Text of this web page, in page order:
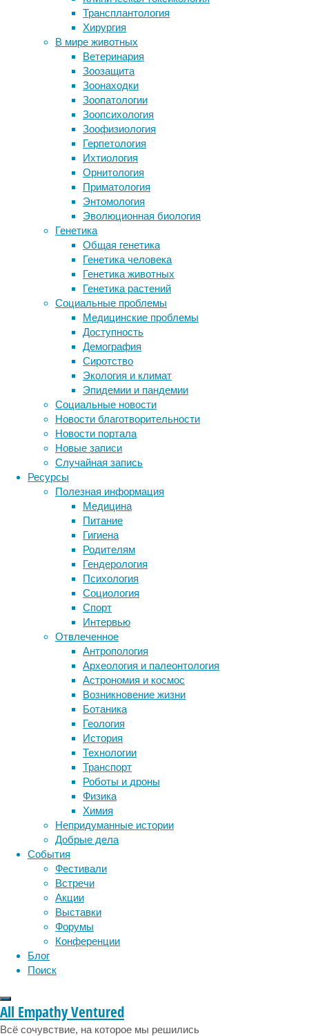
Трансплантология
Хирургия
В мире животных
Ветеринария
Зоозащита
Зоонаходки
Зоопатологии
Зоопсихология
Зоофизиология
Герпетология
Ихтиология
Орнитология
Приматология
Энтомология
Эволюционная биология
Генетика
Общая генетика
Генетика человека
Генетика животных
Генетика растений
Социальные проблемы
Медицинские проблемы
Доступность
Демография
Сиротство
Экология и климат
Эпидемии и пандемии
Социальные новости
Новости благотворительности
Новости портала
Новые записи
Случайная запись
Ресурсы
Полезная информация
Медицина
Питание
Гигиена
Родителям
Гендерология
Психология
Социология
Спорт
Интервью
Отвлеченное
Антропология
Археология и палеонтология
Астрономия и космос
Возникновение жизни
Ботаника
Геология
История
Технологии
Транспорт
Роботы и дроны
Физика
Химия
Непридуманные истории
Добрые дела
События
Фестивали
Встречи
Акции
Выставки
Форумы
Конференции
Блог
Поиск
All Empathy Ventured
Всё сочувствие, на которое мы решились
здоровье,
медицина,
питание
Международная
группа
ученых
пришла
выводу,
употребление
жирных
кислот,
содержащихся
орехах,
семенах,
растительном
масле,
снижает
риск
смерти
всех
сердечно-
сосудистых
заболеваний.
Работа
опубликована
журнале
BMJ.
Ученые
из
Тегеранского
Абаданского
университетов
(Иран),
Университетского
колледжа
Бьёркнес
(Норвегия),
Имперского
колледжа
Лондона
(Великобритания),
Макмастера
(Канада)
Школьная арифметика бесполезна в
быту
Генетики нашли следы двух
неизвестных предков современных
людей
Ученые нашли причину
возникновения шизофрении в мозге
нерожденных детей
Кожное электричество
Следите за новостями
Метки
ДНК бактерии биология
биотехнология вирусы восприятие
генетика дети
здоровье
инструменты и методы
исследования
лекарства медицина
мозг наука
нейробиология
нейрофизиология
поведение
сон социальные проблемы
физиология
эмоции эпидемия